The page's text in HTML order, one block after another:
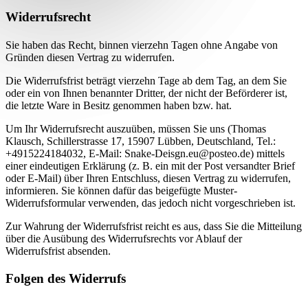
Widerrufsrecht
Sie haben das Recht, binnen vierzehn Tagen ohne Angabe von
Gründen diesen Vertrag zu widerrufen.
Die Widerrufsfrist beträgt vierzehn Tage ab dem Tag, an dem Sie
oder ein von Ihnen benannter Dritter, der nicht der Beförderer ist,
die letzte Ware in Besitz genommen haben bzw. hat.
Um Ihr Widerrufsrecht auszuüben, müssen Sie uns (Thomas
Klausch, Schillerstrasse 17, 15907 Lübben, Deutschland, Tel.:
+4915224184032, E-Mail: Snake-Deisgn.eu@posteo.de) mittels
einer eindeutigen Erklärung (z. B. ein mit der Post versandter Brief
oder E-Mail) über Ihren Entschluss, diesen Vertrag zu widerrufen,
informieren. Sie können dafür das beigefügte Muster-
Widerrufsformular verwenden, das jedoch nicht vorgeschrieben ist.
Zur Wahrung der Widerrufsfrist reicht es aus, dass Sie die Mitteilung
über die Ausübung des Widerrufsrechts vor Ablauf der
Widerrufsfrist absenden.
Folgen des Widerrufs